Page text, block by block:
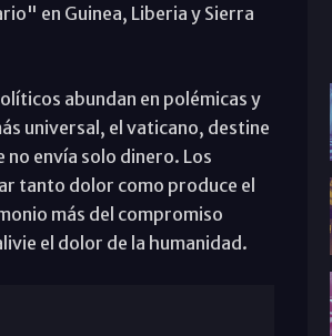
en Guinea, Liberia y Sierra
abundan en polémicas y
universal, el vaticano, destine
envía solo dinero. Los
tanto dolor como produce el
más del compromiso
el dolor de la humanidad.